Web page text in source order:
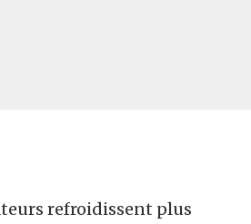
refroidissent plus